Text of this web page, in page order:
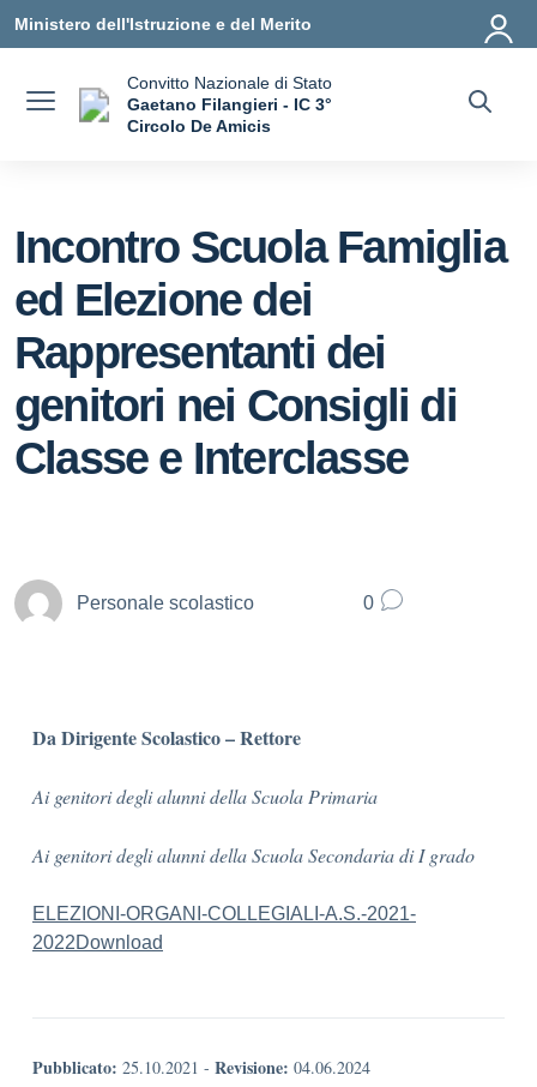
Ministero dell'Istruzione e del Merito
Convitto Nazionale di Stato
Gaetano Filangieri - IC 3°
Circolo De Amicis
Incontro Scuola Famiglia
ed Elezione dei
Rappresentanti dei
genitori nei Consigli di
Classe e Interclasse
Personale scolastico 0
Da Dirigente Scolastico – Rettore
Ai genitori degli alunni della Scuola Primaria
Ai genitori degli alunni della Scuola Secondaria di I grado
ELEZIONI-ORGANI-COLLEGIALI-A.S.-2021-
2022Download
Pubblicato: 25.10.2021 - Revisione: 04.06.2024